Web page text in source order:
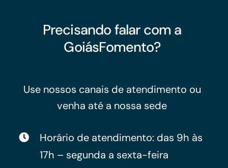
Precisando falar com a
GoiásFomento?
Use nossos canais de atendimento ou
venha até a nossa sede
Horário de atendimento: das 9h às
17h – segunda a sexta-feira